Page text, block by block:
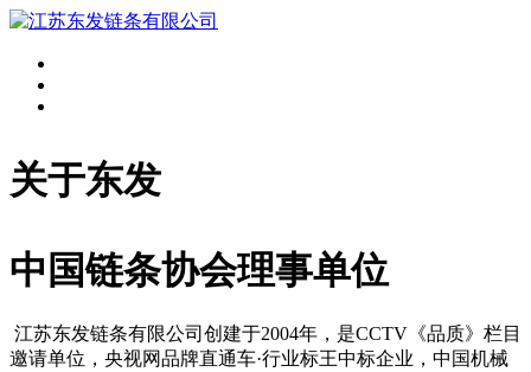
关于东发
中国链条协会理事单位
江苏东发链条有限公司创建于2004年，是CCTV《品质》栏目
邀请单位，央视网品牌直通车·行业标王中标企业，中国机械